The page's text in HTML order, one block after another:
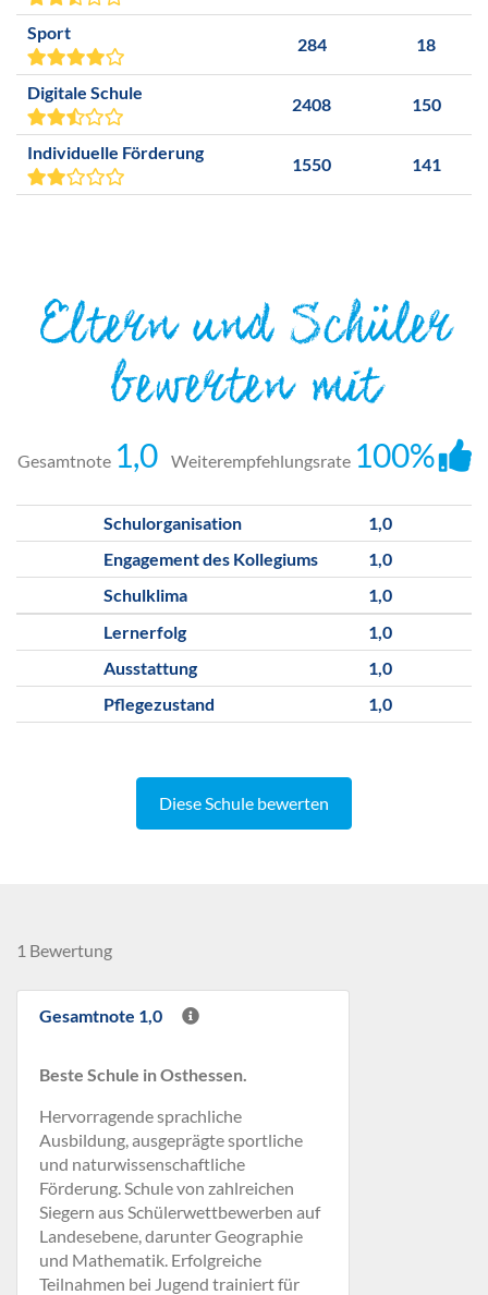
Sport
284 18
Digitale Schule
2408 150
Individuelle Förderung
1550 141
Eltern und Schüler
bewerten mit
Gesamtnote 1,0Weiterempfehlungsrate 100%
Schulorganisation
1,0
Engagement des Kollegiums
1,0
Schulklima
1,0
Lernerfolg
1,0
Ausstattung
1,0
Pflegezustand
1,0
Diese Schule bewerten
1 Bewertung
Gesamtnote 1,0
Beste Schule in Osthessen.
Hervorragende sprachliche
Ausbildung, ausgeprägte sportliche
und naturwissenschaftliche
Förderung. Schule von zahlreichen
Siegern aus Schülerwettbewerben auf
Landesebene, darunter Geographie
und Mathematik. Erfolgreiche
Teilnahmen bei Jugend trainiert für